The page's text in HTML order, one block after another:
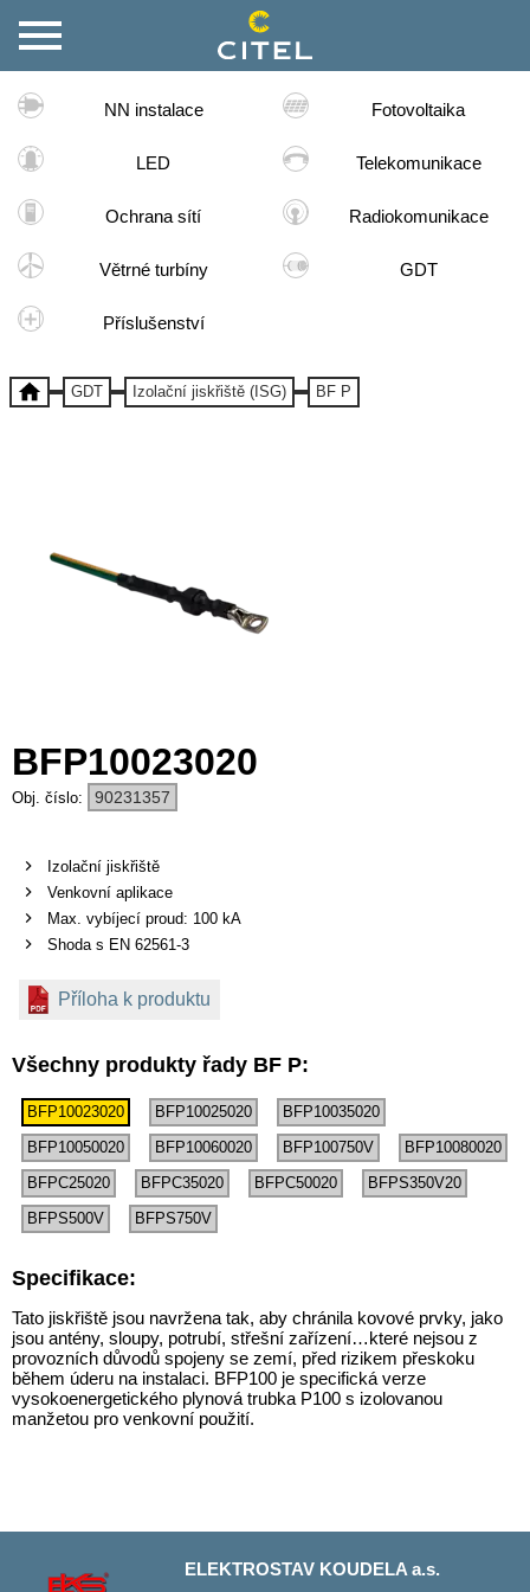
NN instalace Fotovoltaika
LED Telekomunikace
Ochrana sítí Radiokomunikace
Větrné turbíny GDT
Příslušenství
GDT Izolační jiskřiště (ISG) BF P
BFP10023020
90231357
Izolační jiskřiště
Venkovní aplikace
Max. vybíjecí proud: 100 kA
Shoda s EN 62561-3
Příloha k produktu
Všechny produkty řady BF P:
BFP10023020 BFP10025020
BFP10035020
BFP10050020
BFP10060020 BFP100750V
BFP10080020
BFPC25020
BFPC35020 BFPC50020
BFPS350V20
BFPS500V
BFPS750V
Specifikace:
Tato jiskřiště jsou navržena tak, aby chránila kovové prvky, jako
jsou antény, sloupy, potrubí, střešní zařízení…které nejsou z
provozních důvodů spojeny se zemí, před rizikem přeskoku
během úderu na instalaci. BFP100 je specifická verze
vysokoenergetického plynová trubka P100 s izolovanou
manžetou pro venkovní použití.
ELEKTROSTAV KOUDELA a.s.